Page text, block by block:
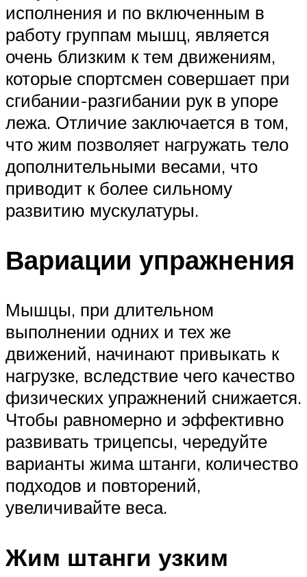
исполнения и по включенным в
работу группам мышц, является
очень близким к тем движениям,
которые спортсмен совершает при
сгибании-разгибании рук в упоре
лежа. Отличие заключается в том,
что жим позволяет нагружать тело
дополнительными весами, что
приводит к более сильному
развитию мускулатуры.
Вариации упражнения
Мышцы, при длительном
выполнении одних и тех же
движений, начинают привыкать к
нагрузке, вследствие чего качество
физических упражнений снижается.
Чтобы равномерно и эффективно
развивать трицепсы, чередуйте
варианты жима штанги, количество
подходов и повторений,
увеличивайте веса.
Жим штанги узким